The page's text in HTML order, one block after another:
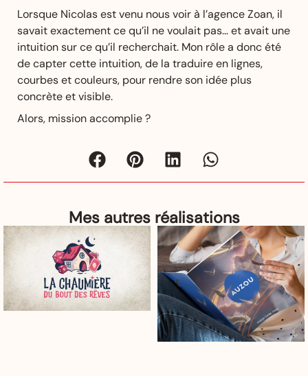
Lorsque Nicolas est venu nous voir à l’agence Zoan, il
savait exactement ce qu’il ne voulait pas… et avait une
intuition sur ce qu’il recherchait. Mon rôle a donc été
de capter cette intuition, de la traduire en lignes,
courbes et couleurs, pour rendre son idée plus
concrète et visible.
Alors, mission accomplie ?
Mes autres réalisations